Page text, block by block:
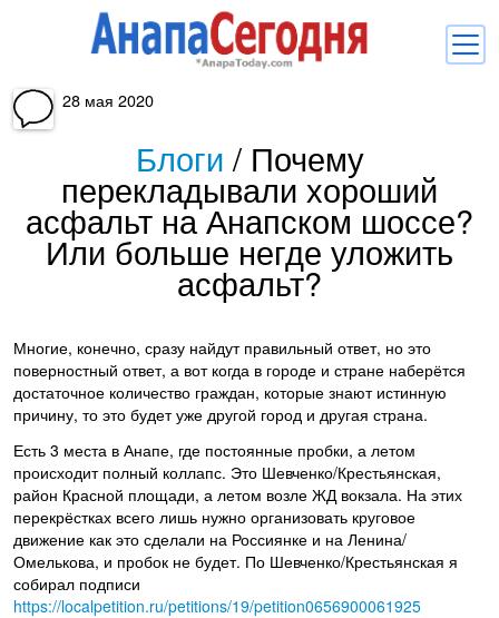
Блоги
Комментарии
Балачка
Об Анапе
Регистрация и Вход
28 мая 2020
Блоги / Почему
перекладывали хороший
асфальт на Анапском шоссе?
Или больше негде уложить
асфальт?
Многие, конечно, сразу найдут правильный ответ, но это
поверностный ответ, а вот когда в городе и стране наберётся
достаточное количество граждан, которые знают истинную
причину, то это будет уже другой город и другая страна.
Есть 3 места в Анапе, где постоянные пробки, а летом
происходит полный коллапс. Это Шевченко/Крестьянская,
район Красной площади, а летом возле ЖД вокзала. На этих
перекрёстках всего лишь нужно организовать круговое
движение как это сделали на Россиянке и на Ленина/
Омелькова, и пробок не будет. По Шевченко/Крестьянская я
собирал подписи
https://localpetition.ru/petitions/19/petition0656900061925